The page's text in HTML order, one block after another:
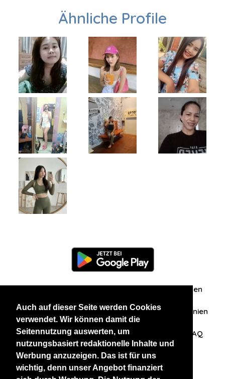
Auch auf dieser Seite werden Cookies
verwendet. Wir können damit die
Seitennutzung auswerten, um
nutzungsbasiert redaktionelle Inhalte und
Werbung anzuzeigen. Das ist für uns
wichtig, denn unser Angebot finanziert
Ähnliche Profile
Zuschriften/Erfahrungen
Datenschutzerklärung AGB Datenschutzrichtlinien
Nehmen Sie Kontakt mit uns auf FAQ
Unsere anderen Websites